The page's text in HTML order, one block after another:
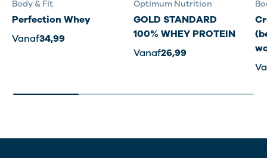
Body & Fit
Perfection Whey
Vanaf34,99
Optimum Nutrition
GOLD STANDARD
100% WHEY PROTEIN
Vanaf26,99